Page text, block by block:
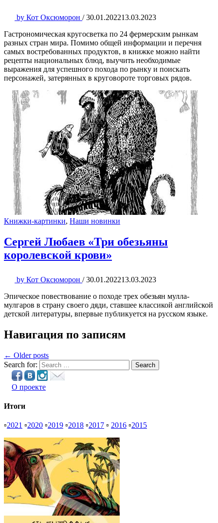
by Кот Оксюморон / 30.01.202213.03.2023
Гастрономическая кругосветка по 24 фермерским рынкам
разных стран мира. Помимо общей информации и перечня
самых востребованных продуктов, в книжке можно найти
рецепты национальных блюд, выучить необходимые
выражения для успешного похода по рынку и поискать
персонажей, затерянных в круговороте торговых рядов.
Книжки-картинки, Наши новинки
Сергей Любаев «Три обезьяны
королевской крови»
by Кот Оксюморон / 30.01.202213.03.2023
Эпическое повествование о походе трех обезьян мулла-
мулгаров в страну своего дяди, ставшее классикой английской
детской литературы, впервые публикуется на русском языке.
Навигация по записям
← Older posts
Search for:
Search
О проекте
Итоги
▫2021 ▫2020 ▫2019 ▫2018 ▫2017 ▫ 2016 ▫2015